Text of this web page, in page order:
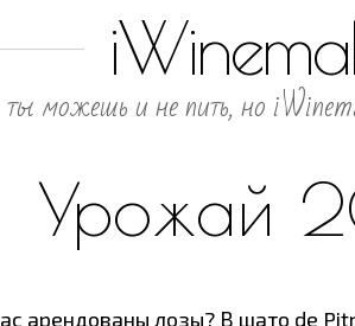
можешь и не пить, но
Урожай
арендованы лозы? В шато de